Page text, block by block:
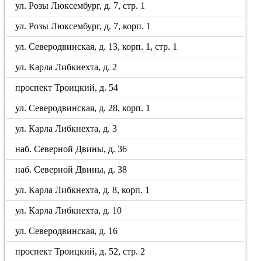
ул. Розы Люксембург, д. 7, стр. 1
ул. Розы Люксембург, д. 7, корп. 1
ул. Северодвинская, д. 13, корп. 1, стр. 1
ул. Карла Либкнехта, д. 2
проспект Троицкий, д. 54
ул. Северодвинская, д. 28, корп. 1
ул. Карла Либкнехта, д. 3
наб. Северной Двины, д. 36
наб. Северной Двины, д. 38
ул. Карла Либкнехта, д. 8, корп. 1
ул. Карла Либкнехта, д. 10
ул. Северодвинская, д. 16
проспект Троицкий, д. 52, стр. 2